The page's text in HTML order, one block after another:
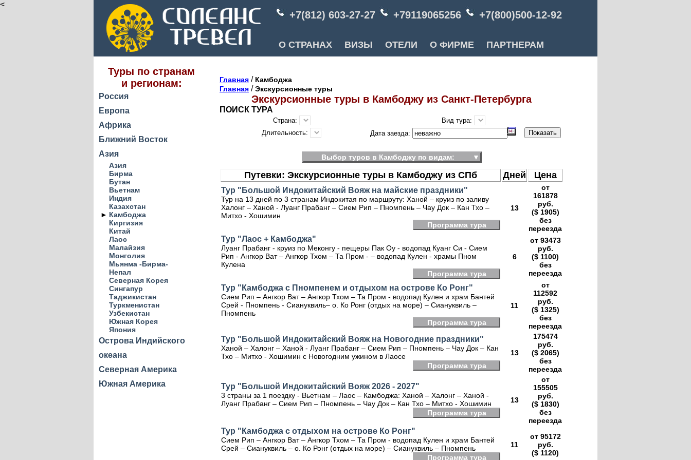
<
+7(812) 603-27-27 +79119065256 +7(800)500-12-92
О СТРАНАХ ВИЗЫ ОТЕЛИ О ФИРМЕ ПАРТНЕРАМ
Туры по странам
и регионам:
Россия
Европа
Африка
Ближний Восток
Азия
Азия
Бирма
Бутан
Вьетнам
Индия
Казахстан
► Камбоджа
Киргизия
Китай
Лаос
Малайзия
Монголия
Мьянма -Бирма-
Непал
Северная Корея
Сингапур
Таджикистан
Туркменистан
Узбекистан
Южная Корея
Япония
Острова Индийского
океана
Северная Америка
Южная Америка
Главная / Камбоджа
Главная /Экскурсионные туры
Экскурсионные туры в Камбоджу из Санкт-Петербурга
ПОИСК ТУРА
Страна:
Вид тура:
Длительность:
Дата заезда:
Выбор туров в Камбоджу по видам: ▼
Путевки: Экскурсионные туры в Камбоджу из СПб Дней Цена
Тур "Большой Индокитайский Вояж на майские праздники"
Тур на 13 дней по 3 странам Индокитая по маршруту: Ханой – круиз по заливу
Халонг – Ханой - Луанг Прабанг – Сием Рип – Пномпень – Чау Док – Кан Тхо –
Митхо - Хошимин
Программа тура
13
от
161878
руб.
($ 1905)
без
переезда
Тур "Лаос + Камбоджа"
Луанг Прабанг - круиз по Меконгу - пещеры Пак Оу - водопад Куанг Си - Сием
Рип - Ангкор Ват – Ангкор Тхом – Та Пром - – водопад Кулен - храмы Пном
Кулена
Программа тура
6
от 93473
руб.
($ 1100)
без
переезда
Тур "Камбоджа с Пномпенем и отдыхом на острове Ко Ронг"
Сием Рип – Ангкор Ват – Ангкор Тхом – Та Пром - водопад Кулен и храм Бантей
Срей - Пномпень - Сиануквиль– о. Ко Ронг (отдых на море) – Сиануквиль –
Пномпень
Программа тура
11
от
112592
руб.
($ 1325)
без
переезда
Тур "Большой Индокитайский Вояж на Новогодние праздники"
Ханой – Халонг – Ханой - Луанг Прабанг – Сием Рип – Пномпень – Чау Док – Кан
Тхо – Митхо - Хошимин с Новогодним ужином в Лаосе
Программа тура
13
175474
руб.
($ 2065)
без
переезда
Тур "Большой Индокитайский Вояж 2026 - 2027"
3 страны за 1 поездку - Вьетнам – Лаос – Камбоджа: Ханой – Халонг – Ханой -
Луанг Прабанг – Сием Рип – Пномпень – Чау Док – Кан Тхо – Митхо - Хошимин
Программа тура
13
от
155505
руб.
($ 1830)
без
переезда
Тур "Камбоджа с отдыхом на острове Ко Ронг"
Сием Рип – Ангкор Ват – Ангкор Тхом – Та Пром - водопад Кулен и храм Бантей
Срей – Сиануквиль – о. Ко Ронг (отдых на море) – Сиануквиль – Пномпень
Программа тура
11
от 95172
руб.
($ 1120)